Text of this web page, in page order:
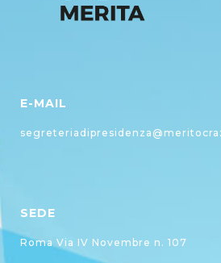
E-MAIL
SEDE
Roma Via IV Novembre n. 107